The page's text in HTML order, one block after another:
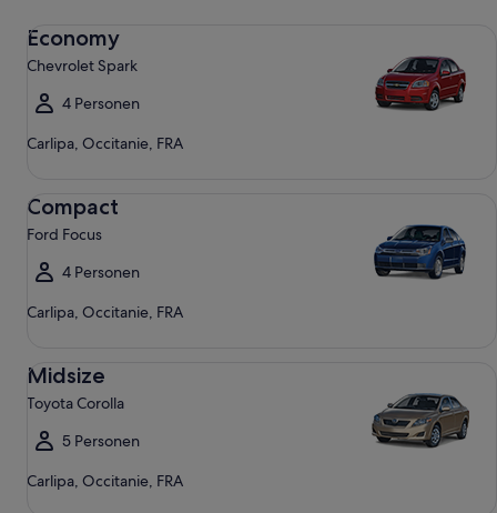
Economy
Chevrolet Spark
4 Personen
Carlipa, Occitanie, FRA
Compact
Ford Focus
4 Personen
Carlipa, Occitanie, FRA
Midsize
Toyota Corolla
5 Personen
Carlipa, Occitanie, FRA